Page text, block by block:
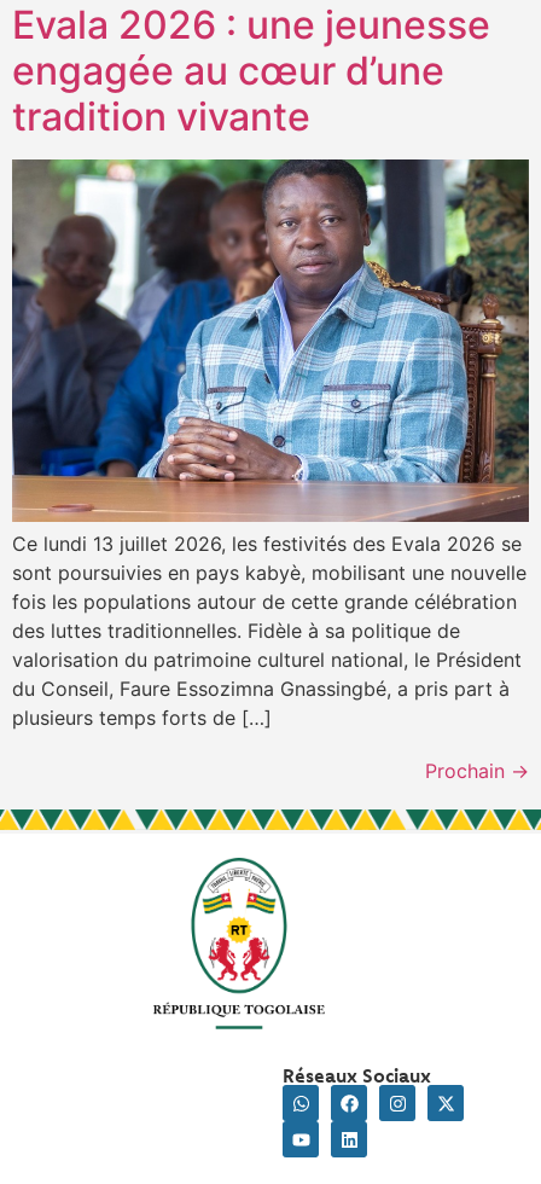
Evala 2026 : une jeunesse
engagée au cœur d’une
tradition vivante
Ce lundi 13 juillet 2026, les festivités des Evala 2026 se
sont poursuivies en pays kabyè, mobilisant une nouvelle
fois les populations autour de cette grande célébration
des luttes traditionnelles. Fidèle à sa politique de
valorisation du patrimoine culturel national, le Président
du Conseil, Faure Essozimna Gnassingbé, a pris part à
plusieurs temps forts de […]
Prochain →
Réseaux Sociaux